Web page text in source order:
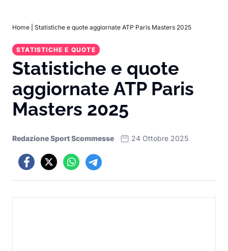
Home Statistiche e quote aggiornate ATP Paris Masters 2025
STATISTICHE E QUOTE
Statistiche e quote
aggiornate ATP Paris
Masters 2025
Redazione Sport Scommesse 24 Ottobre 2025